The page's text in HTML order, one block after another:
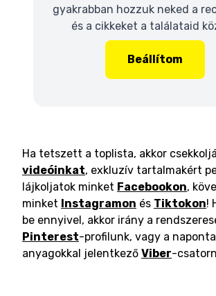
gyakrabban hozzuk neked a
és a cikkeket a találataid
Beállítom
Ha tetszett a toplista, akkor
videóinkat, exkluzív tartalmakért
lájkoljatok minket Facebookon,
minket Instagramon és Tiktokon!
be ennyivel, akkor irány a
Pinterest-profilunk, vagy a
anyagokkal jelentkező Viber-